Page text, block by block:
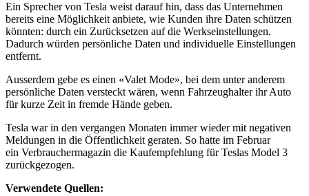
Ein Sprecher von Tesla weist darauf hin, dass das Unternehmen
bereits eine Möglichkeit anbiete, wie Kunden ihre Daten schützen
könnten: durch ein Zurücksetzen auf die Werkseinstellungen.
Dadurch würden persönliche Daten und individuelle Einstellungen
entfernt.
Ausserdem gebe es einen «Valet Mode», bei dem unter anderem
persönliche Daten versteckt wären, wenn Fahrzeughalter ihr Auto
für kurze Zeit in fremde Hände geben.
Tesla war in den vergangen Monaten immer wieder mit negativen
Meldungen in die Öffentlichkeit geraten. So hatte im Februar
ein Verbrauchermagazin die Kaufempfehlung für Teslas Model 3
zurückgezogen.
Verwendete Quellen: